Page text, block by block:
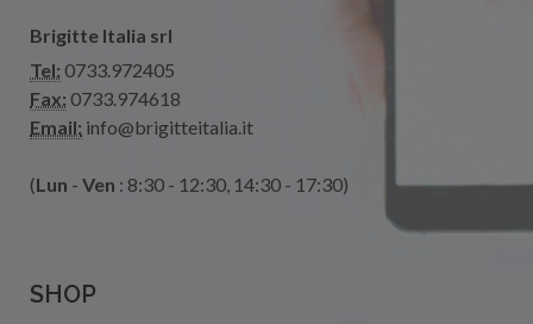
Brigitte Italia srl
Tel: 0733.972405
Fax: 0733.974618
Email: info@brigitteitalia.it
(Lun - Ven : 8:30 - 12:30, 14:30 - 17:30)
SHOP